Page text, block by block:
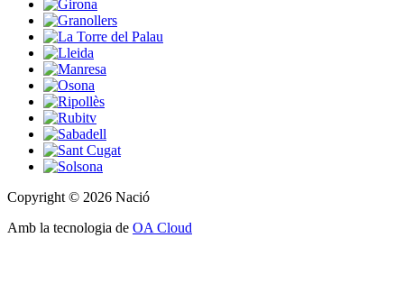
Copyright © 2026 Nació
Amb la tecnologia de OA Cloud